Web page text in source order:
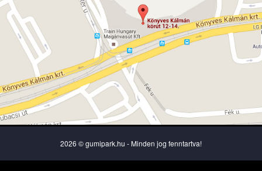
2026 © gumipark.hu - Minden jog fenntartva!